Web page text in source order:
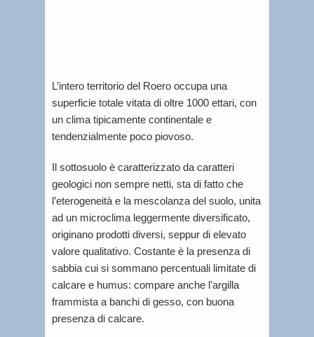
L’intero territorio del Roero occupa una
superficie totale vitata di oltre 1000 ettari, con
un clima tipicamente continentale e
tendenzialmente poco piovoso.
Il sottosuolo è caratterizzato da caratteri
geologici non sempre netti, sta di fatto che
l’eterogeneità e la mescolanza del suolo, unita
ad un microclima leggermente diversificato,
originano prodotti diversi, seppur di elevato
valore qualitativo. Costante è la presenza di
sabbia cui si sommano percentuali limitate di
calcare e humus: compare anche l’argilla
frammista a banchi di gesso, con buona
presenza di calcare.